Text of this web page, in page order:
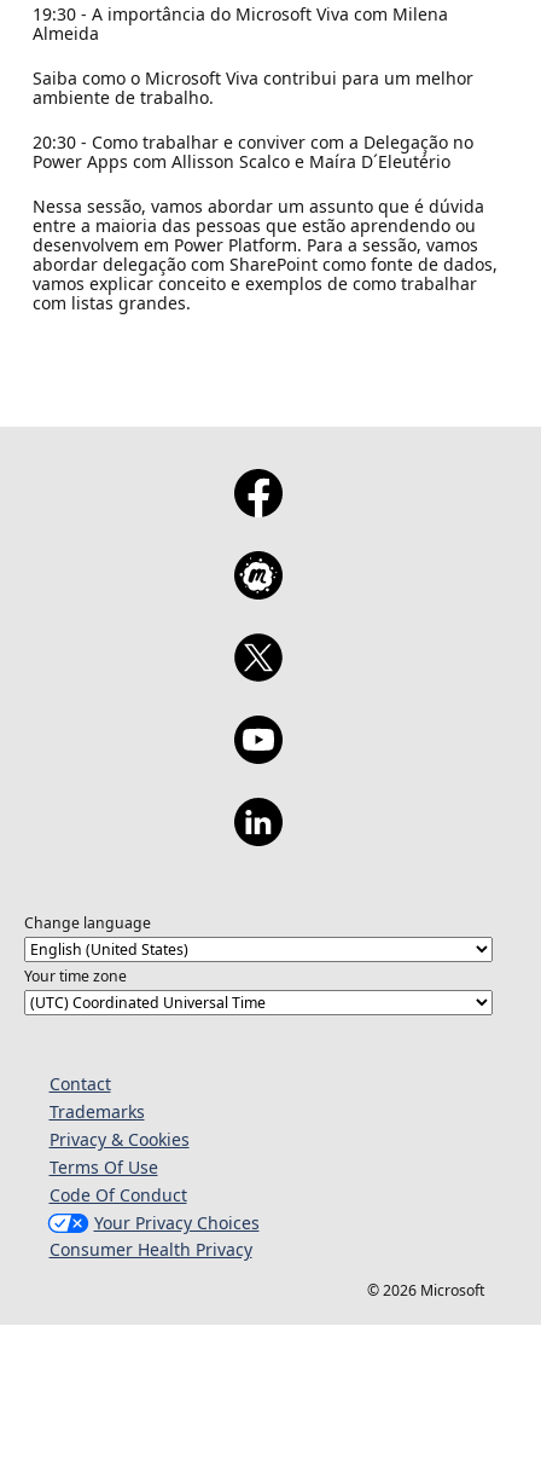
19:30 - A importância do Microsoft Viva com Milena
Almeida
Saiba como o Microsoft Viva contribui para um melhor
ambiente de trabalho.
20:30 - Como trabalhar e conviver com a Delegação no
Power Apps com Allisson Scalco e Maíra D´Eleutério
Nessa sessão, vamos abordar um assunto que é dúvida
entre a maioria das pessoas que estão aprendendo ou
desenvolvem em Power Platform. Para a sessão, vamos
abordar delegação com SharePoint como fonte de dados,
vamos explicar conceito e exemplos de como trabalhar
com listas grandes.
Change language
Your time zone
Contact
Trademarks
Privacy & Cookies
Terms Of Use
Code Of Conduct
Your Privacy Choices
Consumer Health Privacy
© 2026 Microsoft